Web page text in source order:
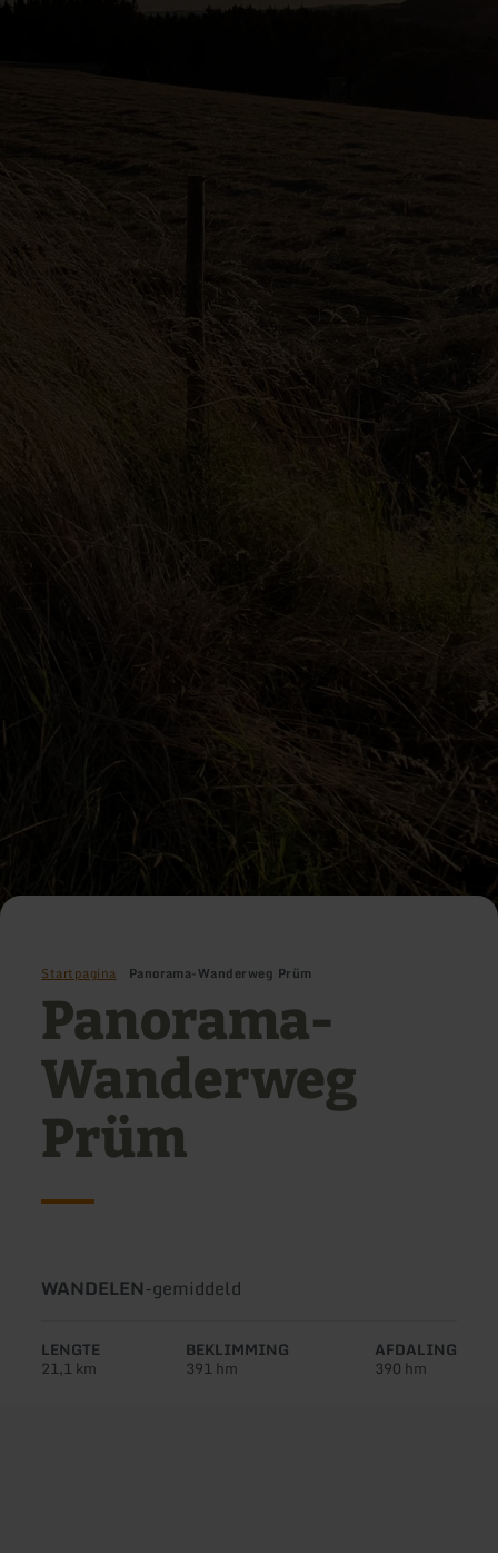
Startpagina Panorama-Wanderweg Prüm
Panorama-
Wanderweg
Prüm
Soort
WANDELEN-Moeilijkheidsgraad:
gemiddeld
LENGTE
21,1 km
BEKLIMMING
391 hm
AFDALING
390 hm